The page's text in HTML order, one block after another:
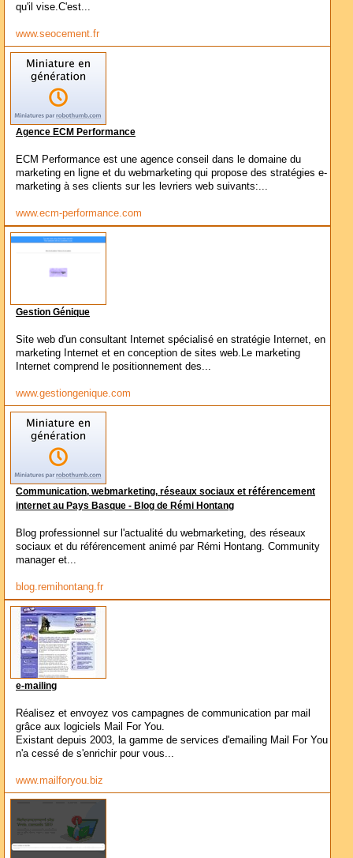
qu'il vise.C'est...
www.seocement.fr
Agence ECM Performance
ECM Performance est une agence conseil dans le domaine du
marketing en ligne et du webmarketing qui propose des stratégies e-
marketing à ses clients sur les levriers web suivants:...
www.ecm-performance.com
Gestion Génique
Site web d'un consultant Internet spécialisé en stratégie Internet, en
marketing Internet et en conception de sites web.Le marketing
Internet comprend le positionnement des...
www.gestiongenique.com
Communication, webmarketing, réseaux sociaux et référencement
internet au Pays Basque - Blog de Rémi Hontang
Blog professionnel sur l'actualité du webmarketing, des réseaux
sociaux et du référencement animé par Rémi Hontang. Community
manager et...
blog.remihontang.fr
e-mailing
Réalisez et envoyez vos campagnes de communication par mail
grâce aux logiciels Mail For You.
Existant depuis 2003, la gamme de services d'emailing Mail For You
n'a cessé de s'enrichir pour vous...
www.mailforyou.biz